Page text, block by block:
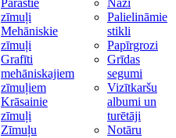
Parastie
zīmuļi
Mehāniskie
zīmuļi
Grafīti
mehāniskajiem
zīmuļiem
Krāsainie
zīmuļi
Zīmuļu
Naži
Palielināmie
stikli
Papīrgrozi
Grīdas
segumi
Vizītkaršu
albumi un
turētāji
Notāru